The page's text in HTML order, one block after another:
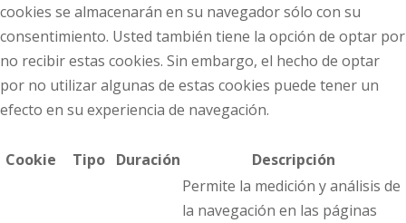
cookies se almacenarán en su navegador sólo con su
consentimiento. Usted también tiene la opción de optar por
no recibir estas cookies. Sin embargo, el hecho de optar
por no utilizar algunas de estas cookies puede tener un
efecto en su experiencia de navegación.
Cookie Tipo Duración Descripción
Permite la medición y análisis de
la navegación en las páginas